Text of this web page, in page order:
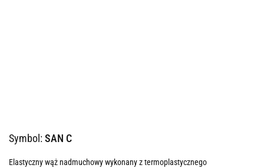
Symbol:SAN C
Elastyczny wąż nadmuchowy wykonany z termoplastycznego